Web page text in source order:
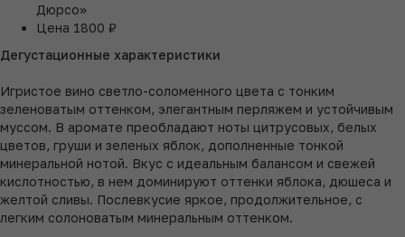
Дюрсо»
Цена 1800 ₽
Дегустационные характеристики
Игристое вино светло-соломенного цвета с тонким
зеленоватым оттенком, элегантным перляжем и устойчивым
муссом. В аромате преобладают ноты цитрусовых, белых
цветов, груши и зеленых яблок, дополненные тонкой
минеральной нотой. Вкус с идеальным балансом и свежей
кислотностью, в нем доминируют оттенки яблока, дюшеса и
желтой сливы. Послевкусие яркое, продолжительное, с
легким солоноватым минеральным оттенком.